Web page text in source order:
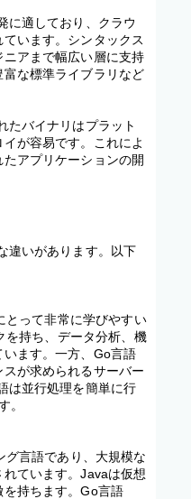
に適しており、クラウ
います。シンタックス
アまで幅広い層に支持
な標準ライブラリなど
たバイナリはプラット
が容易です。これによ
アプリケーションの開
違いがあります。以下
とって非常に学びやすい
を持ち、データ分析、機
ます。一方、Go言語
が求められるサーバー
は並行処理を簡単に行
。
言語であり、大規模な
ています。Javaは仮想
持ちます。Go言語